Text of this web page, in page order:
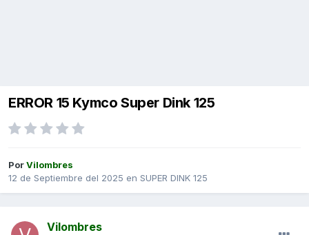
ERROR 15 Kymco Super Dink 125
PorVilombres
12 de Septiembre del 2025 en SUPER DINK 125
Vilombres